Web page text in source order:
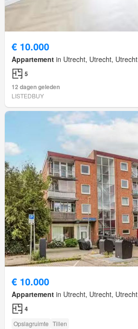
€ 10.000
Appartement in Utrecht, Utrecht, Utrecht
5
12 dagen geleden
LISTEDBUY
€ 10.000
Appartement in Utrecht, Utrecht, Utrecht
4
Opslagruimte Tillen